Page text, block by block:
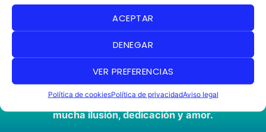
ACEPTAR
DENEGAR
VER PREFERENCIAS
Política de cookiesPolítica de privacidadAviso legal
Web desarrollada y creada por Javier Robledo con
mucha ilusión, dedicación y amor.